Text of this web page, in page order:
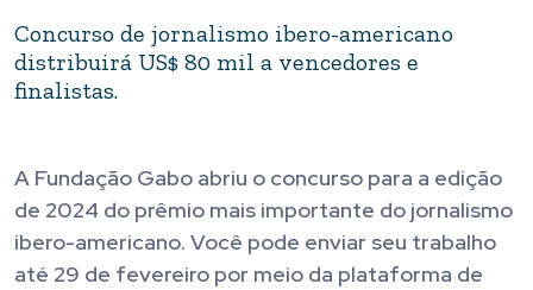
Concurso de jornalismo ibero-americano
distribuirá US$ 80 mil a vencedores e
finalistas.
A Fundação Gabo abriu o concurso para a edição
de 2024 do prêmio mais importante do jornalismo
ibero-americano. Você pode enviar seu trabalho
até 29 de fevereiro por meio da plataforma de